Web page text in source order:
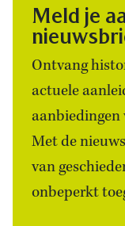
Meld je
Ontvang
actuele
aanbiedingen
Met de
van
onbeperkt